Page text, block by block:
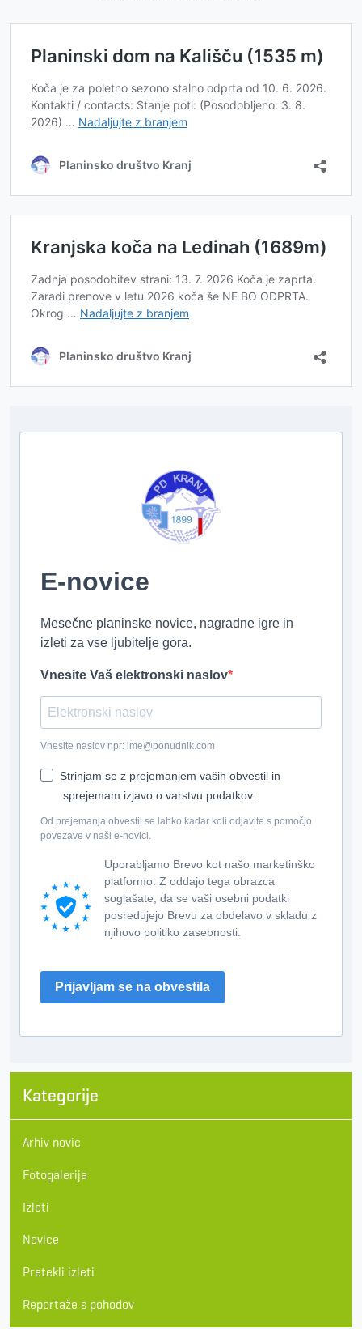
E-novice
Mesečne planinske novice, nagradne igre in
izleti za vse ljubitelje gora.
Vnesite Vaš elektronski naslov
Vnesite naslov npr: ime@ponudnik.com
Strinjam se z prejemanjem vaših obvestil in
sprejemam izjavo o varstvu podatkov.
Od prejemanja obvestil se lahko kadar koli odjavite s pomočjo
povezave v naši e-novici.
Uporabljamo Brevo kot našo marketinško
platformo. Z oddajo tega obrazca
soglašate, da se vaši osebni podatki
posredujejo Brevu za obdelavo v skladu z
njihovo politiko zasebnosti.
Prijavljam se na obvestila
Kategorije
Arhiv novic
Fotogalerija
Izleti
Novice
Pretekli izleti
Reportaže s pohodov